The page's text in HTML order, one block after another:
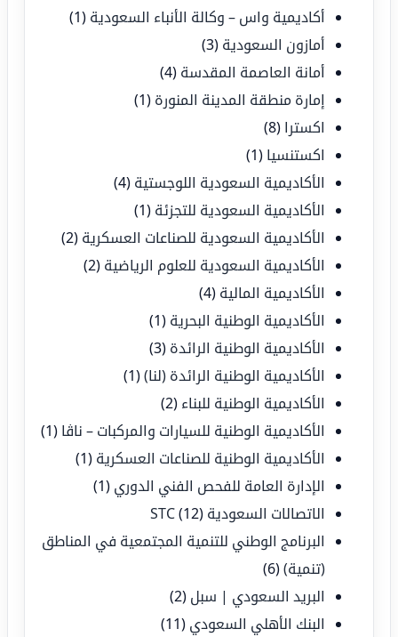
أكاديمية واس – وكالة الأنباء السعودية (1)
أمازون السعودية (3)
أمانة العاصمة المقدسة (4)
إمارة منطقة المدينة المنورة (1)
اكسترا (8)
اكستنسيا (1)
الأكاديمية السعودية اللوجستية (4)
الأكاديمية السعودية للتجزئة (1)
الأكاديمية السعودية للصناعات العسكرية (2)
الأكاديمية السعودية للعلوم الرياضية (2)
الأكاديمية المالية (4)
الأكاديمية الوطنية البحرية (1)
الأكاديمية الوطنية الرائدة (3)
الأكاديمية الوطنية الرائدة (لنا)(1)
الأكاديمية الوطنية للبناء (2)
الأكاديمية الوطنية للسيارات والمركبات – ناڤا (1)
الأكاديمية الوطنية للصناعات العسكرية (1)
الإدارة العامة للفحص الفني الدوري (1)
الاتصالات السعودية STC (12)
البرنامج الوطني للتنمية المجتمعية في المناطق
(تنمية)(6)
البريد السعودي | سبل (2)
البنك الأهلي السعودي (11)